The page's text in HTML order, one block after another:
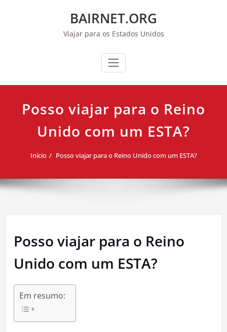
BAIRNET.ORG
Viajar para os Estados Unidos
Posso viajar para o Reino
Unido com um ESTA?
Início Posso viajar para o Reino Unido com um ESTA?
Posso viajar para o Reino
Unido com um ESTA?
Em resumo: